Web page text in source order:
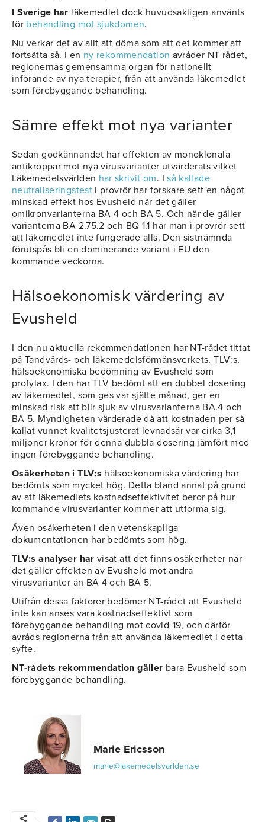
I Sverige har läkemedlet dock huvudsakligen använts
för behandling mot sjukdomen.
Nu verkar det av allt att döma som att det kommer att
fortsätta så. I en ny rekommendation avråder NT-rådet,
regionernas gemensamma organ för nationellt
införande av nya terapier, från att använda läkemedlet
som förebyggande behandling.
Sämre effekt mot nya varianter
Sedan godkännandet har effekten av monoklonala
antikroppar mot nya virusvarianter utvärderats vilket
Läkemedelsvärlden har skrivit om. Iså kallade
neutraliseringstest i provrör har forskare sett en något
minskad effekt hos Evusheld när det gäller
omikronvarianterna BA 4 och BA 5. Och när de gäller
varianterna BA 2.75.2 och BQ 1.1 har man i provrör sett
att läkemedlet inte fungerade alls. Den sistnämnda
förutspås bli en dominerande variant i EU den
kommande veckorna.
Hälsoekonomisk värdering av
Evusheld
I den nu aktuella rekommendationen har NT-rådet tittat
på Tandvårds- och läkemedelsförmånsverkets, TLV:s,
hälsoekonomiska bedömning av Evusheld som
profylax. I den har TLV bedömt att en dubbel dosering
av läkemedlet, som ges var sjätte månad, ger en
minskad risk att blir sjuk av virusvarianterna BA.4 och
BA 5. Myndigheten värderade då att kostnaden per så
kallat vunnet kvalitetsjusterat levnadsår var cirka 3,1
miljoner kronor för denna dubbla dosering jämfört med
ingen förebyggande behandling.
Osäkerheten i TLV:s hälsoekonomiska värdering har
bedömts som mycket hög. Detta bland annat på grund
av att läkemedlets kostnadseffektivitet beror på hur
kommande virusvarianter kommer att utforma sig.
Även osäkerheten i den vetenskapliga
dokumentationen har bedömts som hög.
TLV:s analyser har visat att det finns osäkerheter när
det gäller effekten av Evusheld mot andra
virusvarianter än BA 4 och BA 5.
Utifrån dessa faktorer bedömer NT-rådet att Evusheld
inte kan anses vara kostnadseffektivt som
förebyggande behandling mot covid-19, och därför
avråds regionerna från att använda läkemedlet i detta
syfte.
NT-rådets rekommendation gäller bara Evusheld som
förebyggande behandling.
Marie Ericsson
marie@lakemedelsvarlden.se